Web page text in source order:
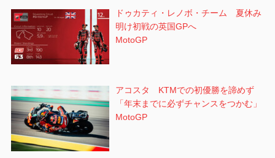
ドゥカティ・レノボ・チーム 夏休み
明け初戦の英国GPへ
MotoGP
アコスタ KTMでの初優勝を諦めず
「年末までに必ずチャンスをつかむ」
MotoGP